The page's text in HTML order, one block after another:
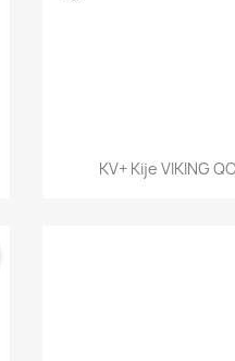
Szybki
KV+ Kije VIKING